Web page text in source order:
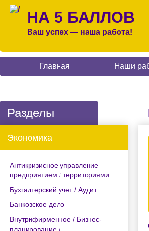
НА 5 БАЛЛОВ
Ваш успех — наша работа!
Главная Наши
Разделы
Экономика
Антикризисное управление
предприятием / территориями
Бухгалтерский учет / Аудит
Банковское дело
Внутрифирменное / Бизнес-
планирование /